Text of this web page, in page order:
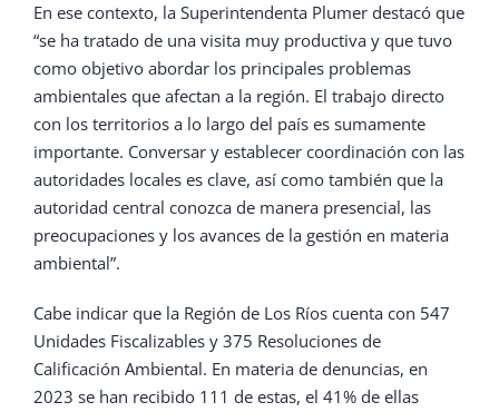
En ese contexto, la Superintendenta Plumer destacó que
“se ha tratado de una visita muy productiva y que tuvo
como objetivo abordar los principales problemas
ambientales que afectan a la región. El trabajo directo
con los territorios a lo largo del país es sumamente
importante. Conversar y establecer coordinación con las
autoridades locales es clave, así como también que la
autoridad central conozca de manera presencial, las
preocupaciones y los avances de la gestión en materia
ambiental”.
Cabe indicar que la Región de Los Ríos cuenta con 547
Unidades Fiscalizables y 375 Resoluciones de
Calificación Ambiental. En materia de denuncias, en
2023 se han recibido 111 de estas, el 41% de ellas